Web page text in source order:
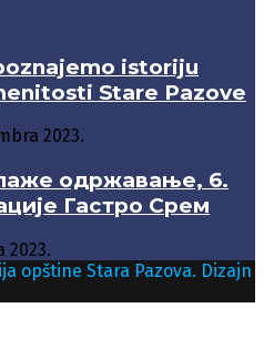
istoriju
Stare Pazove
2023.
одржавање, 6.
Гастро Срем
2023.
opštine Stara Pazova. Dizajn